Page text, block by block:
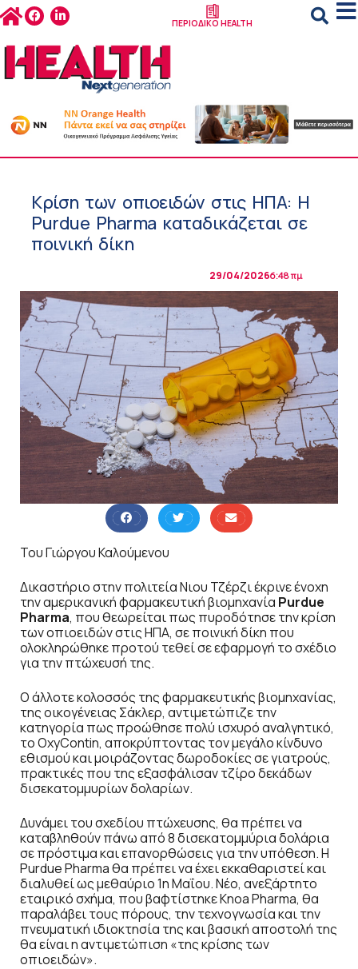
ΠΕΡΙΟΔΙΚΟ HEALTH
Κρίση των οπιοειδών στις ΗΠΑ: Η
Purdue Pharma καταδικάζεται σε
ποινική δίκη
29/04/20266:48 πμ
Του Γιώργου Καλούμενου
Δικαστήριο στην πολιτεία Νιου Τζέρζι έκρινε ένοχη
την αμερικανική φαρμακευτική βιομηχανία Purdue
Pharma, που θεωρείται πως πυροδότησε την κρίση
των οπιοειδών στις ΗΠΑ, σε ποινική δίκη που
ολοκληρώθηκε προτού τεθεί σε εφαρμογή το σχέδιο
για την πτώχευσή της.
Ο άλλοτε κολοσσός της φαρμακευτικής βιομηχανίας,
της οικογένειας Σάκλερ, αντιμετώπιζε την
κατηγορία πως προώθησε πολύ ισχυρό αναλγητικό,
το OxyContin, αποκρύπτοντας τον μεγάλο κίνδυνο
εθισμού και μοιράζοντας δωροδοκίες σε γιατρούς,
πρακτικές που της εξασφάλισαν τζίρο δεκάδων
δισεκατομμυρίων δολαρίων.
Δυνάμει του σχεδίου πτώχευσης, θα πρέπει να
καταβληθούν πάνω από 8 δισεκατομμύρια δολάρια
σε πρόστιμα και επανορθώσεις για την υπόθεση. Η
Purdue Pharma θα πρέπει να έχει εκκαθαριστεί και
διαλυθεί ως μεθαύριο 1η Μαΐου. Νέο, ανεξάρτητο
εταιρικό σχήμα, που βαφτίστηκε Knoa Pharma, θα
παραλάβει τους πόρους, την τεχνογνωσία και την
πνευματική ιδιοκτησία της και βασική αποστολή της
θα είναι η αντιμετώπιση «της κρίσης των
οπιοειδών».